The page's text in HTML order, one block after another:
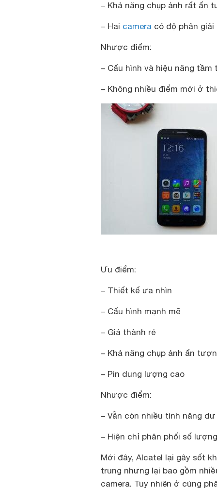
– Khả năng chụp ảnh rất ấn
– Hai camera có độ phân
Nhược điểm:
– Cấu hình và hiệu năng tầm
– Không nhiều điểm mới ở
Ưu điểm:
– Thiết kế ưa nhìn
– Cấu hình mạnh mẽ
– Giá thành rẻ
– Khả năng chụp ảnh ấn
– Pin dung lượng cao
Nhược điểm:
– Vẫn còn nhiều tính năng
– Hiện chỉ phân phối số
Mới đây, Alcatel lại gây sốt
trung nhưng lại bao gồm
camera. Tuy nhiên ở cùng